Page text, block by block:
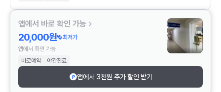
앱에서 바로 확인 가능
20,000원
최저가
앱에서 확인 가능
바로예약
야간진료
앱에서 3천원 추가 할인 받기